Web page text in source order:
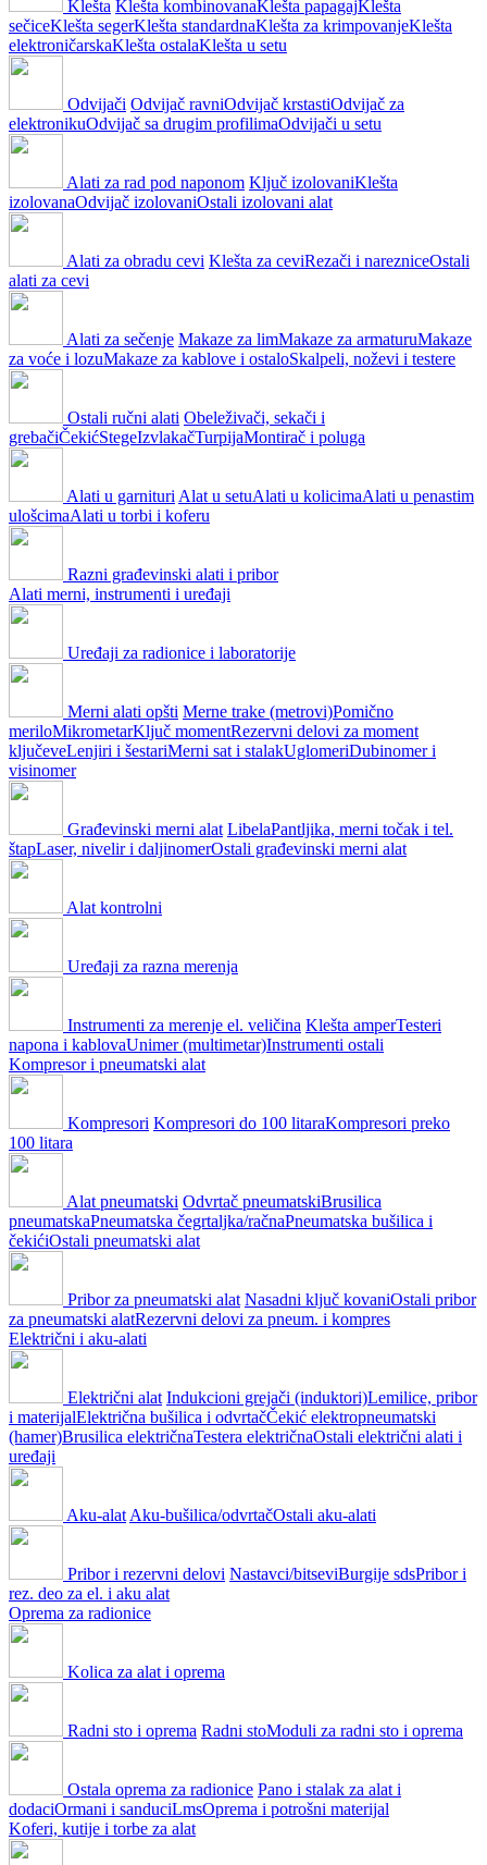
Klešta Klešta kombinovanaKlešta papagajKlešta
sečiceKlešta segerKlešta standardnaKlešta za krimpovanjeKlešta
elektroničarskaKlešta ostalaKlešta u setu
Odvijači Odvijač ravniOdvijač krstastiOdvijač za
elektronikuOdvijač sa drugim profilimaOdvijači u setu
Alati za rad pod naponom Ključ izolovaniKlešta
izolovanaOdvijač izolovaniOstali izolovani alat
Alati za obradu cevi Klešta za ceviRezači i narezniceOstali
alati za cevi
Alati za sečenje Makaze za limMakaze za armaturuMakaze
za voće i lozuMakaze za kablove i ostaloSkalpeli, noževi i testere
Ostali ručni alati Obeleživači, sekači i
grebačiČekićStegeIzvlakačTurpijaMontirač i poluga
Alati u garnituriAlat u setuAlati u kolicimaAlati u penastim
ulošcimaAlati u torbi i koferu
Razni građevinski alati i pribor
Alati merni, instrumenti i uređaji
Uređaji za radionice i laboratorije
Merni alati opšti Merne trake (metrovi)Pomično
meriloMikrometarKljuč momentRezervni delovi za moment
ključeveLenjiri i šestariMerni sat i stalakUglomeriDubinomer i
visinomer
Građevinski merni alat LibelaPantljika, merni točak i tel.
štapLaser, nivelir i daljinomerOstali građevinski merni alat
Alat kontrolni
Uređaji za razna merenja
Instrumenti za merenje el. veličina Klešta amperTesteri
napona i kablovaUnimer (multimetar)Instrumenti ostali
Kompresor i pneumatski alat
Kompresori Kompresori do 100 litaraKompresori preko
100 litara
Alat pneumatski Odvrtač pneumatskiBrusilica
pneumatskaPneumatska čegrtaljka/račnaPneumatska bušilica i
čekićiOstali pneumatski alat
Pribor za pneumatski alat Nasadni ključ kovaniOstali pribor
za pneumatski alatRezervni delovi za pneum. i kompres
Električni i aku-alati
Električni alat Indukcioni grejači (induktori)Lemilice, pribor
i materijalElektrična bušilica i odvrtačČekić elektropneumatski
(hamer)Brusilica električnaTestera električnaOstali električni alati i
uređaji
Aku-alatAku-bušilica/odvrtačOstali aku-alati
Pribor i rezervni delovi Nastavci/bitseviBurgije sdsPribor i
rez. deo za el. i aku alat
Oprema za radionice
Kolica za alat i oprema
Radni sto i oprema Radni stoModuli za radni sto i oprema
Ostala oprema za radionice Pano i stalak za alat i
dodaciOrmani i sanduciLmsOprema i potrošni materijal
Koferi, kutije i torbe za alat